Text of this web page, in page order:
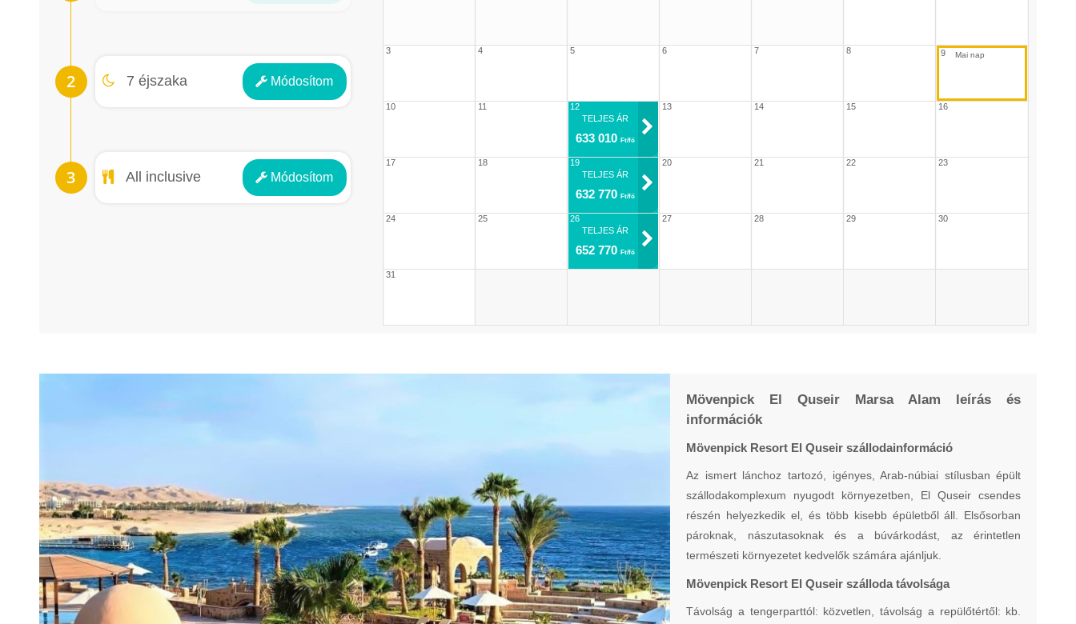
7 éjszaka Módosítom
Éjszakák
All inclusive Módosítom
Ellátás
3 4 5 6 7 8 9
10 11
12
TELJES ÁR
633 010Ft/fő
13 14 15 16
17 18
19
TELJES ÁR
632 770Ft/fő
20 21 22 23
24 25
26
TELJES ÁR
652 770Ft/fő
27 28 29 30
31
Mövenpick El Quseir Marsa Alam leírás és
információk
Mövenpick Resort El Quseir szállodainformáció
Az ismert lánchoz tartozó, igényes, Arab-núbiai stílusban épült
szállodakomplexum nyugodt környezetben, El Quseir csendes
részén helyezkedik el, és több kisebb épületből áll. Elsősorban
pároknak, nászutasoknak és a búvárkodást, az érintetlen
természeti környezetet kedvelők számára ajánljuk.
Mövenpick Resort El Quseir szálloda távolsága
Távolság a tengerparttól: közvetlen, távolság a repülőtértől: kb.